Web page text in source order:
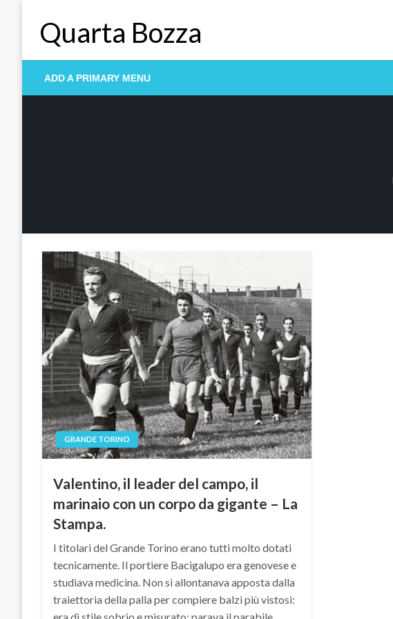
Quarta Bozza
ADD A PRIMARY MENU
GRANDE TORINO
Valentino, il leader del campo, il
marinaio con un corpo da gigante – La
Stampa.
I titolari del Grande Torino erano tutti molto dotati
tecnicamente. Il portiere Bacigalupo era genovese e
studiava medicina. Non si allontanava apposta dalla
traiettoria della palla per compiere balzi più vistosi: